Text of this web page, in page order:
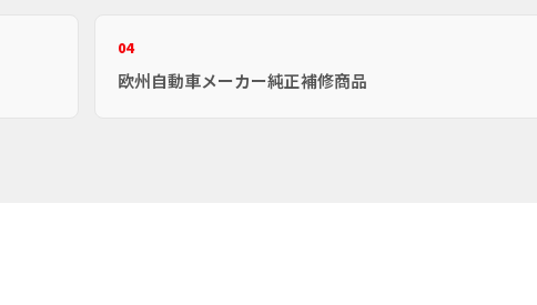
04
欧州自動車メーカー純正補修商品